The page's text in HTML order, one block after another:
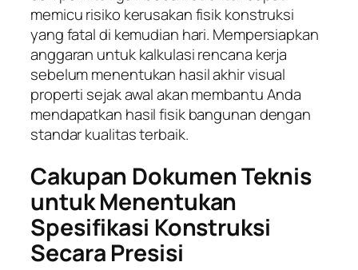
memicu risiko kerusakan fisik konstruksi
yang fatal di kemudian hari. Mempersiapkan
anggaran untuk kalkulasi rencana kerja
sebelum menentukan hasil akhir visual
properti sejak awal akan membantu Anda
mendapatkan hasil fisik bangunan dengan
standar kualitas terbaik.
Cakupan Dokumen Teknis
untuk Menentukan
Spesifikasi Konstruksi
Secara Presisi